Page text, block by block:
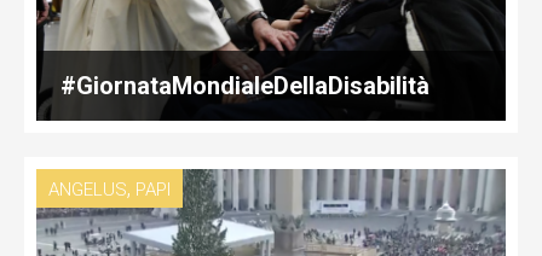
#GiornataMondialeDellaDisabilità
ANGELUS, PAPI